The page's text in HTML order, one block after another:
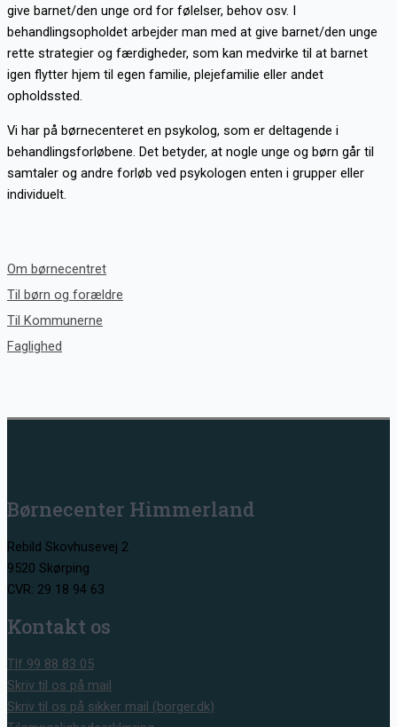
give barnet/den unge ord for følelser, behov osv. I
behandlingsopholdet arbejder man med at give barnet/den unge
rette strategier og færdigheder, som kan medvirke til at barnet
igen flytter hjem til egen familie, plejefamilie eller andet
opholdssted.
Vi har på børnecenteret en psykolog, som er deltagende i
behandlingsforløbene. Det betyder, at nogle unge og børn går til
samtaler og andre forløb ved psykologen enten i grupper eller
individuelt.
Om børnecentret
Til børn og forældre
Til Kommunerne
Faglighed
Børnecenter Himmerland
Rebild Skovhusevej 2
9520 Skørping
CVR: 29 18 94 63
Kontakt os
Tlf 99 88 83 05
Skriv til os på mail
Skriv til os på sikker mail (borger.dk)